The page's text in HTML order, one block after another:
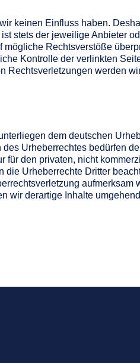
keinen Einfluss haben.
stets der jeweilige Anbieter
Rechtsverstöße
Kontrolle der verlinkten
Rechtsverletzungen werden
dem deutschen
Urheberrechtes bedürfen
den privaten, nicht
Urheberrechte Dritter
aufmerksam
wir derartige Inhalte